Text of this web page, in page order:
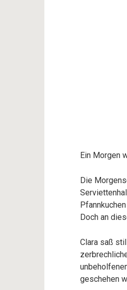
Ein Morgen
Die
Doch an
Clara saß
geschehen